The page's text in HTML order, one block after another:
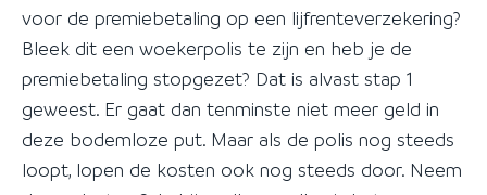
voor de premiebetaling op een lijfrenteverzekering?
Bleek dit een woekerpolis te zijn en heb je de
premiebetaling stopgezet? Dat is alvast stap 1
geweest. Er gaat dan tenminste niet meer geld in
deze bodemloze put. Maar als de polis nog steeds
loopt, lopen de kosten ook nog steeds door. Neem